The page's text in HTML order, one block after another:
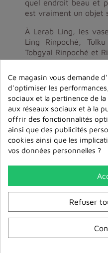
quel endroit beau et
est vraiment un objet
À Lerab Ling, les
Ling Rinpoché,
Tobgyal Rinpoché et
Dans la
Ce magasin vous demande
d'optimiser les
sociaux et la pertinence de
aux réseaux sociaux et à la
offrir des fonctionnalités
ainsi que des publicités
cookies ainsi que les
vos données personnelles ?
Refuser